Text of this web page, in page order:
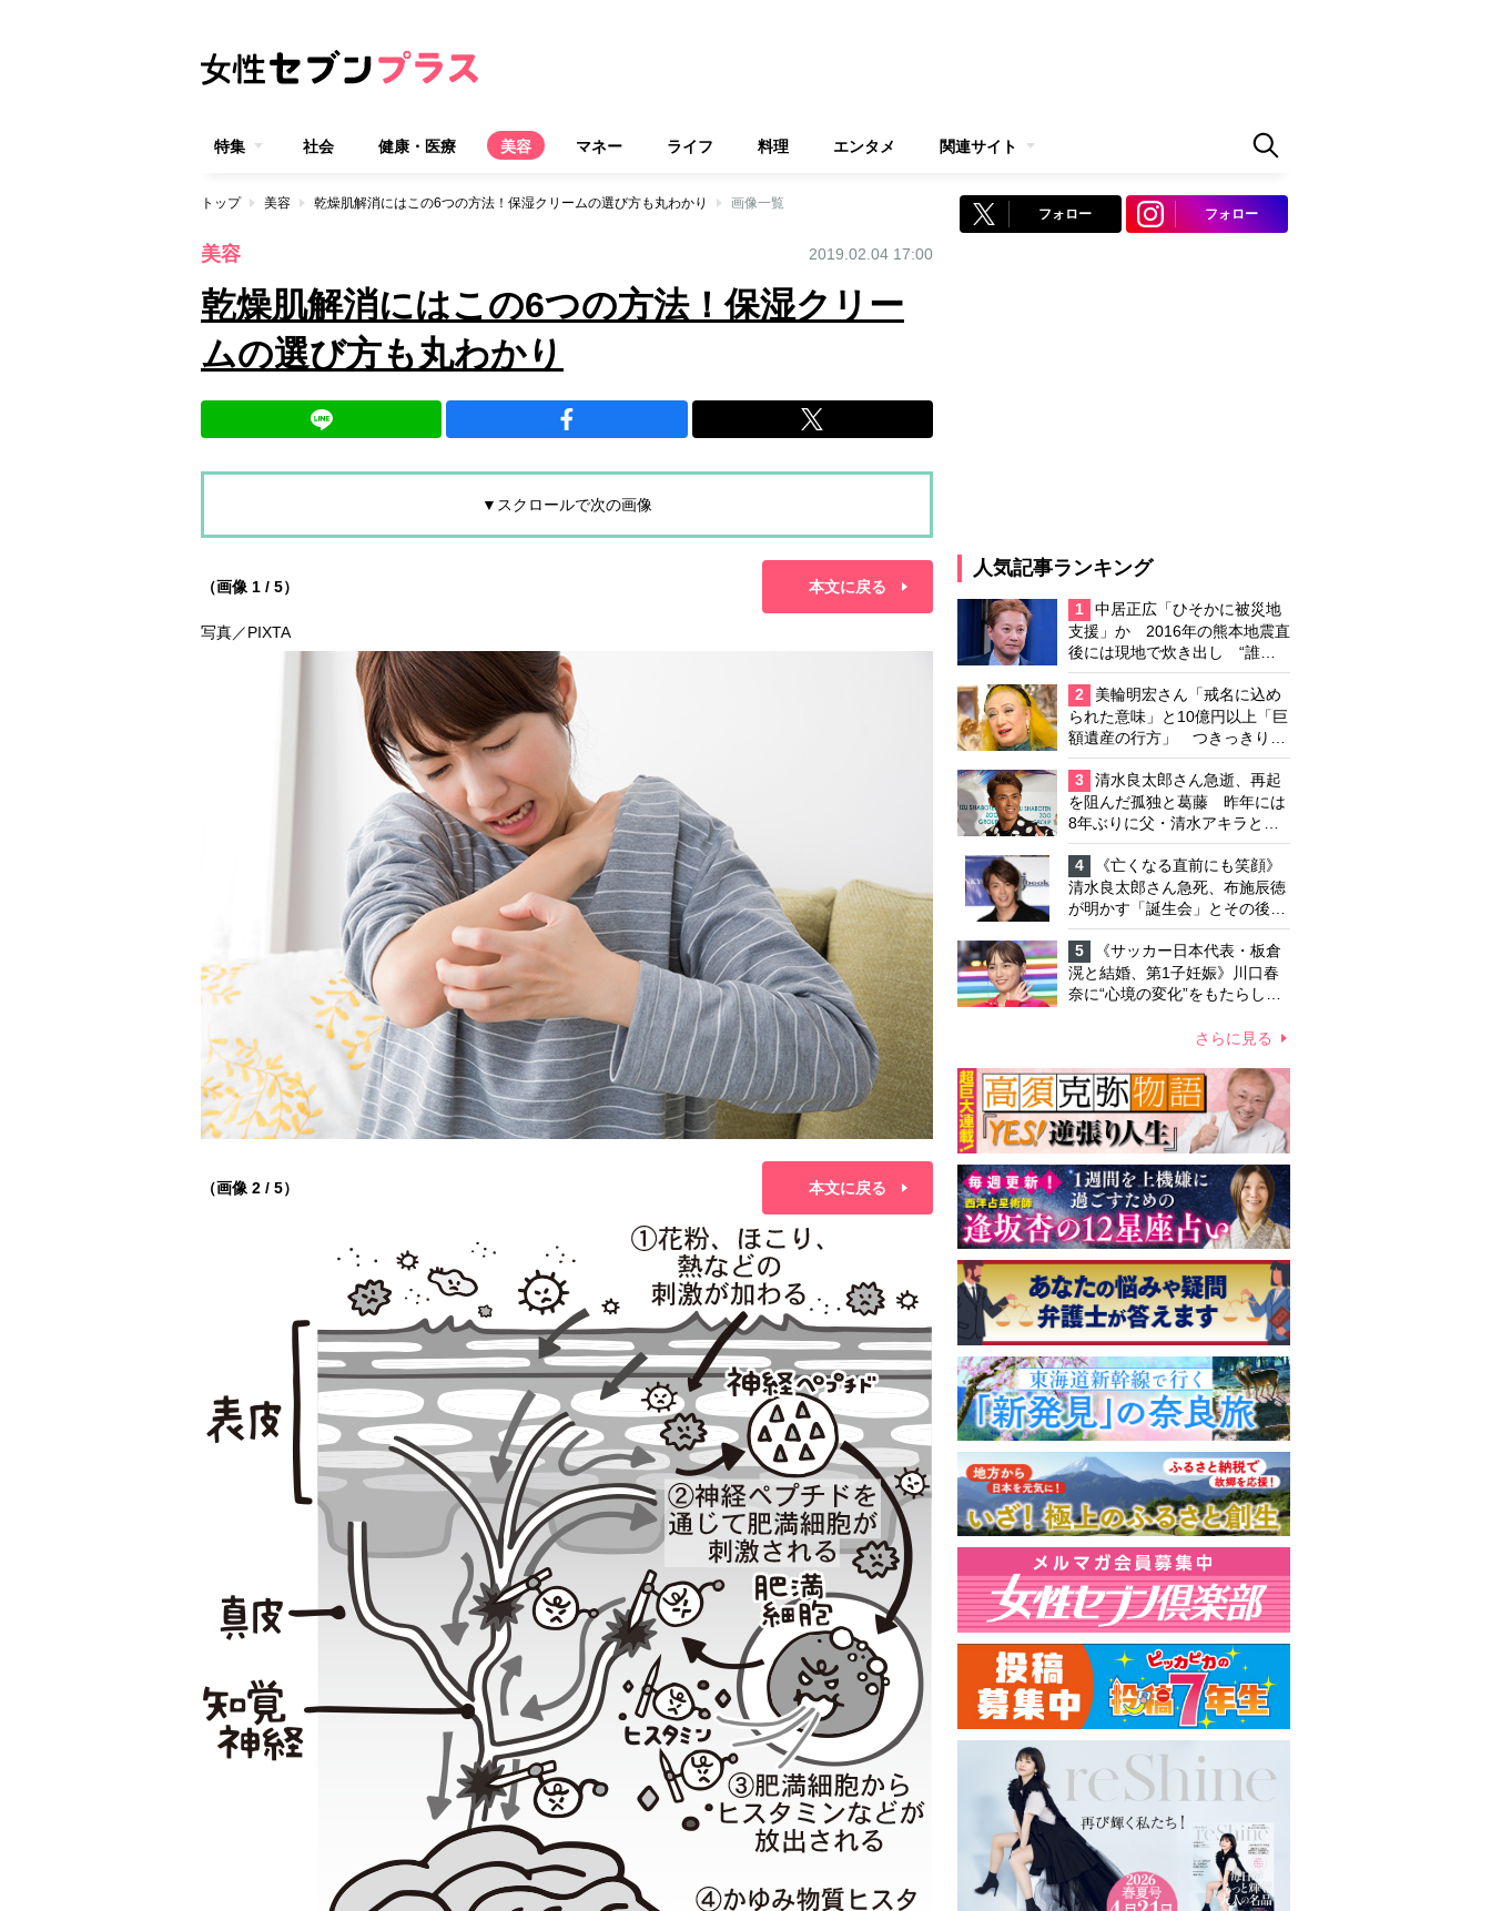
特集 社会 健康・医療 美容 マネー ライフ 料理 エンタメ 関連サイト
トップ 美容 乾燥肌解消にはこの6つの方法！保湿クリームの選び方も丸わかり 画像一覧
美容 2019.02.04 17:00
乾燥肌解消にはこの6つの方法！保湿クリー
ムの選び方も丸わかり
▼スクロールで次の画像
（画像 1 / 5） 本文に戻る
写真／PIXTA
（画像 2 / 5） 本文に戻る
フォロー フォロー
人気記事ランキング
1
中居正広「ひそかに被災地
支援」か 2016年の熊本地震直
後には現地で炊き出し “誰に
も知られなくて良い”と、むし
ろ強まる福祉活動への思い
2
美輪明宏さん「戒名に込め
られた意味」と10億円以上「巨
額遺産の行方」 つきっきりで
私生活をサポートしていた元俳
優が相続か
3
清水良太郎さん急逝、再起
を阻んだ孤独と葛藤 昨年には
8年ぶりに父・清水アキラと共
演、本格的な活動再開に向かっ
ていたが…周囲が懸念していた
「不安定なところ」
4
《亡くなる直前にも笑顔》
清水良太郎さん急死、布施辰徳
が明かす「誕生会」とその後の
メッセージ
5
《サッカー日本代表・板倉
滉と結婚、第1子妊娠》川口春
奈に“心境の変化”をもたらした
って「がんに蝕まれる母」を演
さらに見る